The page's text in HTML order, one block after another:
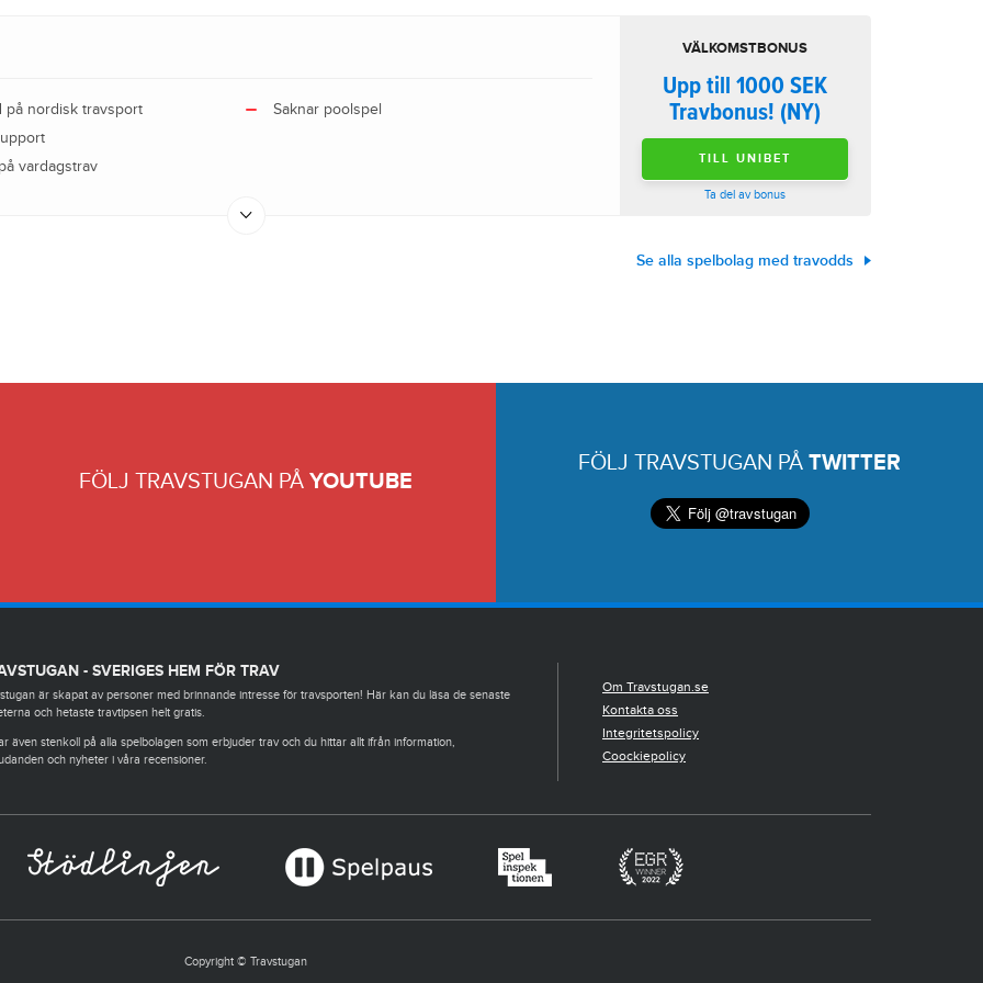
på nordisk travsport
vardagstrav
Saknar poolspel
VÄLKOMSTBONUS
Upp till 1000 SEK
Travbonus! (NY)
TILL UNIBET
Ta del av bonus
Se alla spelbolag med travodds
FÖLJ TRAVSTUGAN PÅ YOUTUBE
FÖLJ TRAVSTUGAN PÅTWITTER
- SVERIGES HEM FÖR TRAV
är skapat av personer med brinnande intresse för travsporten! Här kan du läsa de senaste
och hetaste travtipsen helt gratis.
även stenkoll på alla spelbolagen som erbjuder trav och du hittar allt ifrån information,
och nyheter i våra recensioner.
Om Travstugan.se
Kontakta oss
Integritetspolicy
Coockiepolicy
Copyright © Travstugan